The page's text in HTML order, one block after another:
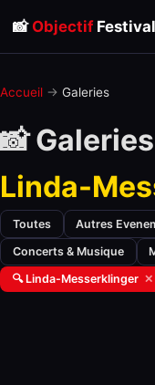
📸 ObjectifFestival
Accueil → Galeries
📸 Galeries
Linda-
Toutes Autres
Concerts & Musique
🔍 Linda-Messerklinger ✕